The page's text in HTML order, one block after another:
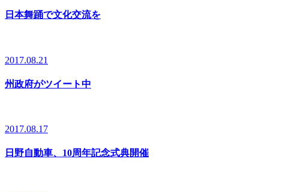
日本舞踊で文化交流を
2017.08.21
州政府がツイート中
2017.08.17
日野自動車、10周年記念式典開催